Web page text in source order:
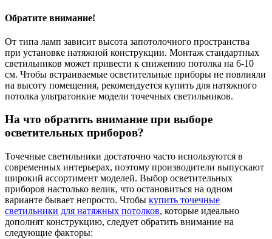
Обратите внимание!
От типа ламп зависит высота запотолочного пространства
при установке натяжной конструкции. Монтаж стандартных
светильников может привести к снижению потолка на 6-10
см. Чтобы встраиваемые осветительные приборы не повлияли
на высоту помещения, рекомендуется купить для натяжного
потолка ультратонкие модели точечных светильников.
На что обратить внимание при выборе
осветительных приборов?
Точечные светильники достаточно часто используются в
современных интерьерах, поэтому производители выпускают
широкий ассортимент моделей. Выбор осветительных
приборов настолько велик, что остановиться на одном
варианте бывает непросто. Чтобы купить точечные
светильники для натяжных потолков, которые идеально
дополнят конструкцию, следует обратить внимание на
следующие факторы: